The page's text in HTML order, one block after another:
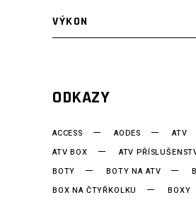
VÝKON
ODKAZY
ACCESS AODES
ATV
ATV BOX
ATV
BOTY
BOTY NA ATV
BOX NA ČTYŘKOLKU
BOXY